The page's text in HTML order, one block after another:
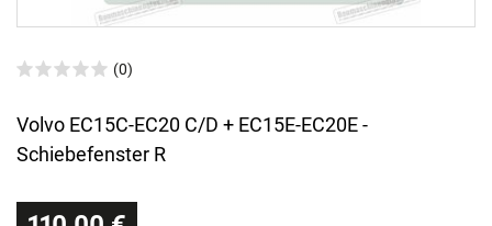
(0)
Volvo EC15C-EC20 C/D + EC15E-EC20E -
Schiebefenster R